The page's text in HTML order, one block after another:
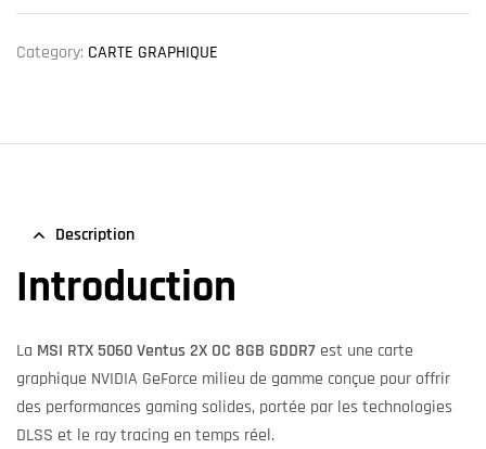
Category: CARTE GRAPHIQUE
Description
Introduction
La MSI RTX 5060 Ventus 2X OC 8GB GDDR7 est une carte
graphique NVIDIA GeForce milieu de gamme conçue pour offrir
des performances gaming solides, portée par les technologies
DLSS et le ray tracing en temps réel.